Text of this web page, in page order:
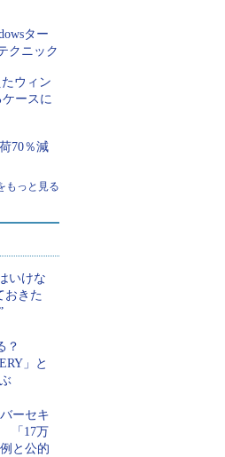
ター
クニック
たウィン
ケースに
70％減
もっと見る
いけな
きた
？
」と
ーセキ
「17万
と公的